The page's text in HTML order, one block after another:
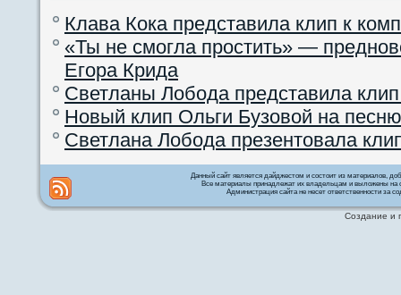
Клава Кока представила клип к
«Ты не смогла простить» —
Егора Крида
Светланы Лобода представила
Новый клип Ольги Бузовой на
Светлана Лобода презентовала
Данный сайт является дайджестом и состоит из материалов,
Все материалы принадлежат их владельцам и выложены на
Администрация сайта не несет ответственности за
Создание и